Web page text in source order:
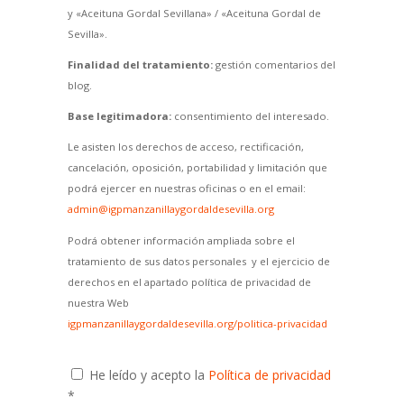
y «Aceituna Gordal Sevillana» / «Aceituna Gordal de
Sevilla».
Finalidad del tratamiento:gestión comentarios del
blog.
Base legitimadora:consentimiento del interesado.
Le asisten los derechos de acceso, rectificación,
cancelación, oposición, portabilidad y limitación que
podrá ejercer en nuestras oficinas o en el email:
admin@igpmanzanillaygordaldesevilla.org
Podrá obtener información ampliada sobre el
tratamiento de sus datos personales y el ejercicio de
derechos en el apartado política de privacidad de
nuestra Web
igpmanzanillaygordaldesevilla.org/politica-privacidad
He leído y acepto la Política de privacidad
*